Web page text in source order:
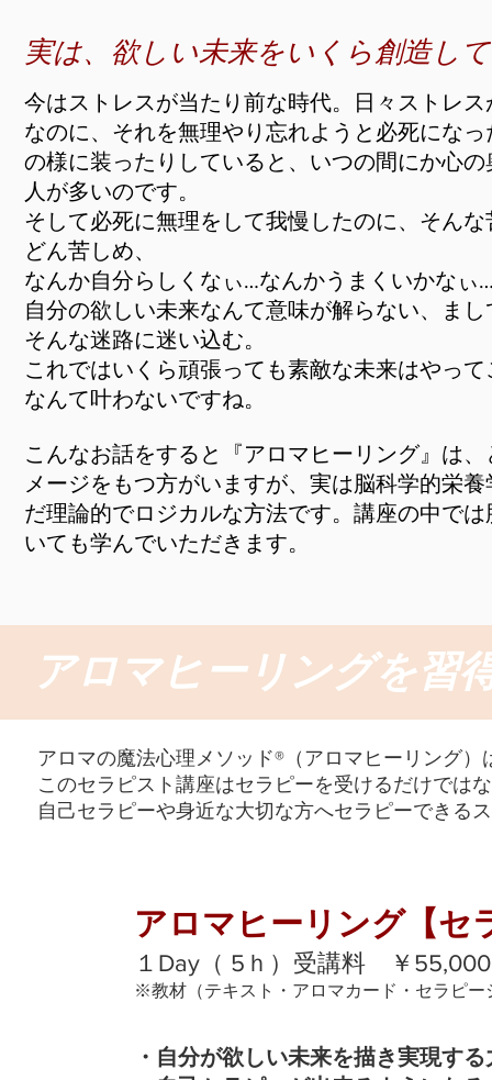
実は、欲しい未来をいくら創造し
今はストレスが当たり前な時代。日々ストレ
なのに、それを無理やり忘れようと必死にな
の様に装ったりしていると、いつの間にか心
人が多いのです。
そして必死に無理をして我慢したのに、そん
どん苦しめ、
なんか自分らしくなぃ…なんかうまくいかな
自分の欲しい未来なんて意味が解らない、ま
そんな迷路に迷い込む。
これではいくら頑張っても素敵な未来はやっ
なんて叶わないですね。
こんなお話をすると『アロマヒーリング』は
メージをもつ方がいますが、実は脳科学的栄
だ理論的でロジカルな方法です。講座の中で
いても学んでいただきます。
アロマヒーリングを習
アロマの魔法心理メソッド®︎（アロマヒーリング
このセラピスト講座はセラピーを受けるだけでは
自己セラピーや身近な大切な方へセラピーできる
アロマヒーリング【セ
１Day（ 5ｈ）受講料 ￥55,000​
※教材（テキスト・アロマカード・セラピ
・自分が欲しい未来を描き実現す